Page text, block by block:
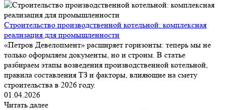
Строительство производственной котельной: комплексная
реализация для промышленности
«Петров Девелопмент» расширяет горизонты: теперь мы не
только оформляем документы, но и строим. В статье
разбираем этапы возведения производственной котельной,
правила составления ТЗ и факторы, влияющие на смету
строительства в 2026 году.
01.04.2026
Читать далее